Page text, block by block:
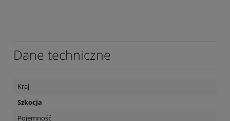
Dane techniczne
Kraj
Szkocja
Pojemność